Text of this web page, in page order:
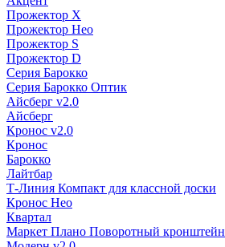
Прожектор X
Прожектор Нео
Прожектор S
Прожектор D
Серия Барокко
Серия Барокко Оптик
Айсберг v2.0
Айсберг
Кронос v2.0
Кронос
Барокко
Лайтбар
Т-Линия Компакт для классной доски
Кронос Нео
Квартал
Маркет Плано Поворотный кронштейн